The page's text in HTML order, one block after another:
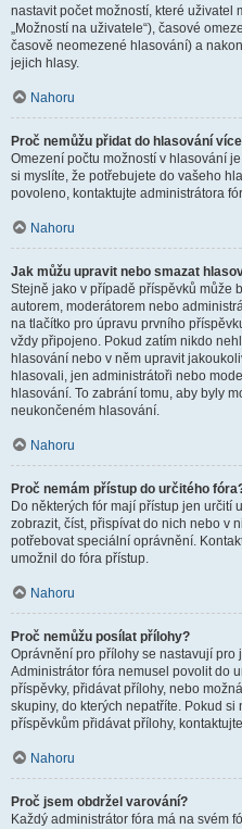
nastavit počet možností, které uživatel
„Možností na uživatele“), časové
časově neomezené hlasování) a
jejich hlasy.
Nahoru
Proč nemůžu přidat do hlasování
Omezení počtu možností v hlasování
si myslíte, že potřebujete do vašeho
povoleno, kontaktujte administrátora
Nahoru
Jak můžu upravit nebo smazat
Stejně jako v případě příspěvků může
autorem, moderátorem nebo
na tlačítko pro úpravu prvního
vždy připojeno. Pokud zatím nikdo
hlasování nebo v něm upravit
hlasovali, jen administrátoři nebo
hlasování. To zabrání tomu, aby byly
neukončeném hlasování.
Nahoru
Proč nemám přístup do určitého
Do některých fór mají přístup jen určití
zobrazit, číst, přispívat do nich nebo v
potřebovat speciální oprávnění.
umožnil do fóra přístup.
Nahoru
Proč nemůžu posílat přílohy?
Oprávnění pro přílohy se nastavují
Administrátor fóra nemusel povolit do
příspěvky, přidávat přílohy, nebo
skupiny, do kterých nepatříte. Pokud
příspěvkům přidávat přílohy,
Nahoru
Proč jsem obdržel varování?
Každý administrátor fóra má na svém